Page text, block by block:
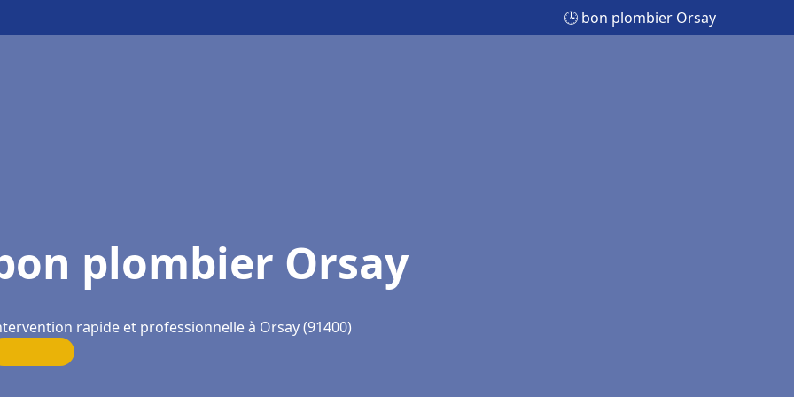
🕒 bon plombier Orsay
plombier Orsay
rapide et professionnelle à Orsay (91400)